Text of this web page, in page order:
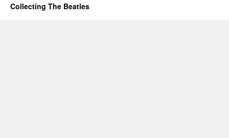
Collecting The Beatles